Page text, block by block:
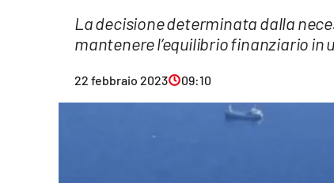
La decisione determinata dalla
mantenere l’equilibrio finanziario in
22 febbraio 2023 09:10